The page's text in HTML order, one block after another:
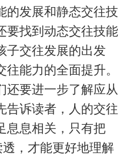
的发展和静态交往技
要找到动态交往技能
子交往发展的出发
能力的全面提升。
还要进一步了解应从
告诉读者，人的交往
息息相关，只有把
透，才能更好地理解